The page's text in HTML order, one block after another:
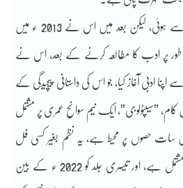
فوس کی پرورش سخت لوتھرانزم سے ہوئی، لیکن بعد میں اس نے 2013 ء میں
طور پر ادب کا مطالعہ کرنے کے بعد، اس نے
اپنا ادبی آغاز کیا، جو اس کی داستانی پیچیدگی کے
کام، ”سیپٹولوجی”، ایک نیم سوانح عمری پر مشتمل
سات حصوں پر محیط ہے، یہ نظم بغیر کسی فل
اسٹاپ کے 1,250 صفحات پر مشتمل ہے، اور تیسری جلد کو 2022 ء کے بین